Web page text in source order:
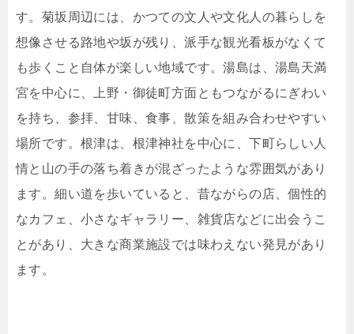
す。菊坂周辺には、かつての文人や文化人の暮らしを
想像させる路地や坂が残り、派手な観光看板がなくて
も歩くこと自体が楽しい地域です。湯島は、湯島天満
宮を中心に、上野・御徒町方面ともつながるにぎわい
を持ち、参拝、甘味、食事、散策を組み合わせやすい
場所です。根津は、根津神社を中心に、下町らしい人
情と山の手の落ち着きが混ざったような雰囲気があり
ます。細い道を歩いていると、昔ながらの店、個性的
なカフェ、小さなギャラリー、雑貨店などに出会うこ
とがあり、大きな商業施設では味わえない発見があり
ます。